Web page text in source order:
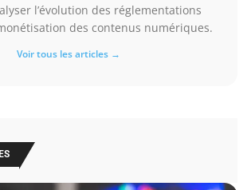
l’évolution des réglementations
des contenus numériques.
Voir tous les articles →